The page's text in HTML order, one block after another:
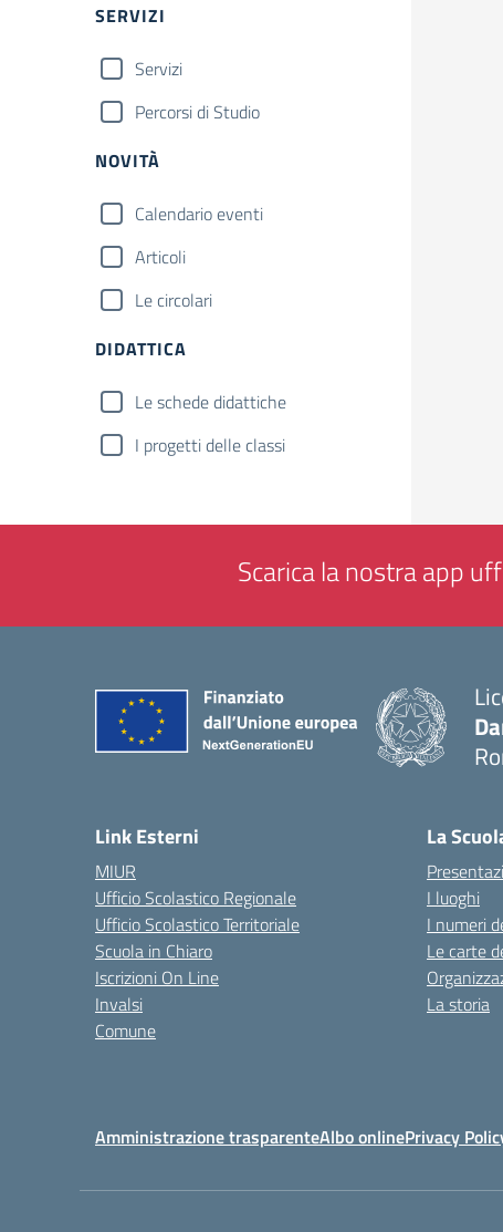
SERVIZI
Servizi
Percorsi di Studio
NOVITÀ
Calendario eventi
Articoli
Le circolari
DIDATTICA
Le schede didattiche
I progetti delle classi
Scarica la nostra app
Link Esterni
MIUR
Ufficio Scolastico Regionale
Ufficio Scolastico Territoriale
Scuola in Chiaro
Iscrizioni On Line
Invalsi
Comune
La
I luoghi
I numeri
Le carte
La storia
Amministrazione trasparenteAlbo onlinePrivacy